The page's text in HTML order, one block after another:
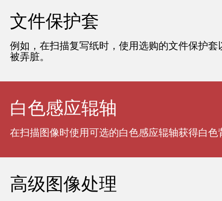
文件保护套
例如，在扫描复写纸时，使用选购的文件保护
被弄脏。
白色感应辊轴
在扫描图像时使用可选的白色感应辊轴获得白色
高级图像处理